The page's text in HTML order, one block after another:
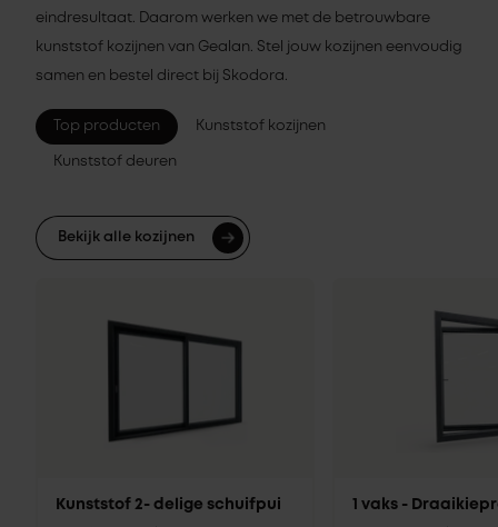
eindresultaat. Daarom werken we met de betrouwbare
kunststof kozijnen van Gealan. Stel jouw kozijnen eenvoudig
samen en bestel direct bij Skodora.
Top producten Kunststof kozijnen
Kunststof deuren
Bekijk alle kozijnen
Kunststof 2- delige schuifpui 1 vaks -